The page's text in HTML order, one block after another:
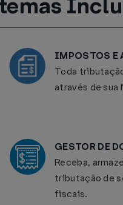
IMPOSTOS E
Toda
através de sua
GESTOR DE
Receba,
tributação de
fiscais.